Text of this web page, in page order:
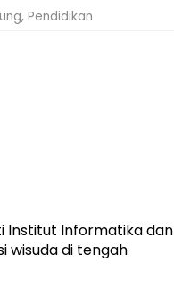
, Pendidikan
Institut Informatika dan
wisuda di tengah